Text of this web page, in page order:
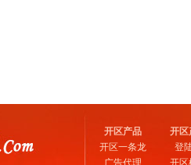
开区产品
开区一条龙
广告代理
开区
登
开区